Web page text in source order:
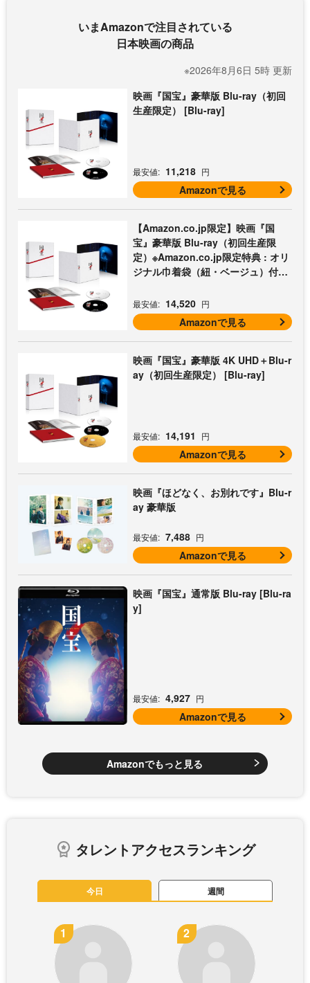
いまAmazonで注目されている
日本映画の商品
※2026年8月6日 5時 更新
映画『国宝』豪華版 Blu-ray（初回
生産限定） [Blu-ray]
最安値: 11,218 円
Amazonで見る
【Amazon.co.jp限定】映画『国
宝』豪華版 Blu-ray（初回生産限
定）※Amazon.co.jp限定特典 : オリ
ジナル巾着袋（紐・ベージュ）付き
最安値: 14,520 円
Amazonで見る
映画『国宝』豪華版 4K UHD＋Blu-r
ay（初回生産限定） [Blu-ray]
最安値: 14,191 円
Amazonで見る
映画『ほどなく、お別れです』Blu-r
ay 豪華版
最安値: 7,488 円
Amazonで見る
映画『国宝』通常版 Blu-ray [Blu-ra
y]
最安値: 4,927 円
Amazonで見る
Amazonでもっと見る
タレントアクセスランキング
今日 週間